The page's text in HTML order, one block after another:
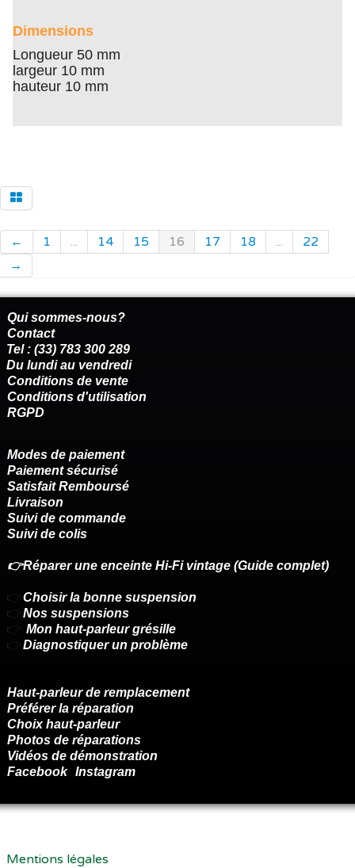
Dimensions
Longueur 50 mm
largeur 10 mm
hauteur 10 mm
← 1 ... 14 15 16 17 18 ...
22
→
Qui sommes-nous?
Contact
Tel : (33) 783 300 289
Du lundi au vendredi
Conditions de vente
Conditions d'utilisation
RGPD
Modes de paiement
Paiement sécurisé
Satisfait Remboursé
Livraison
Suivi de commande
Suivi de colis
👉Réparer une enceinte Hi-Fi vintage (Guide complet)
👉 Choisir la bonne suspension
👉 Nos suspensions
👉 Mon haut-parleur grésille
👉 Diagnostiquer un problème
Haut-parleur de remplacement
Préférer la réparation
Choix haut-parleur
Photos de réparations
Vidéos de démonstration
Facebook Instagram
Mentions légales